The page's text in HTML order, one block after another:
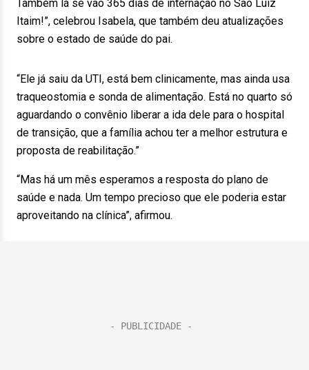
Também lá se vão 365 dias de internação no São Luiz
Itaim!”, celebrou Isabela, que também deu atualizações
sobre o estado de saúde do pai.
“Ele já saiu da UTI, está bem clinicamente, mas ainda usa
traqueostomia e sonda de alimentação. Está no quarto só
aguardando o convênio liberar a ida dele para o hospital
de transição, que a família achou ter a melhor estrutura e
proposta de reabilitação.”
“Mas há um mês esperamos a resposta do plano de
saúde e nada. Um tempo precioso que ele poderia estar
aproveitando na clínica”, afirmou.